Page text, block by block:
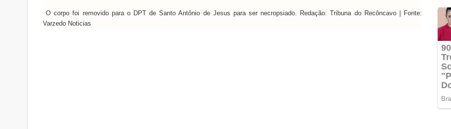
O corpo foi removido para o DPT de Santo Antônio de Jesus para ser necropsiado. Redação: Tribuna do Recôncavo | Fonte:
Varzedo Noticias